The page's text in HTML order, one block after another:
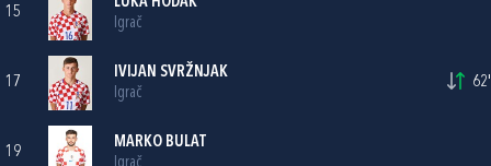
15
Igrač
17
IVIJAN SVRŽNJAK
Igrač
62'
19
MARKO BULAT
Igrač